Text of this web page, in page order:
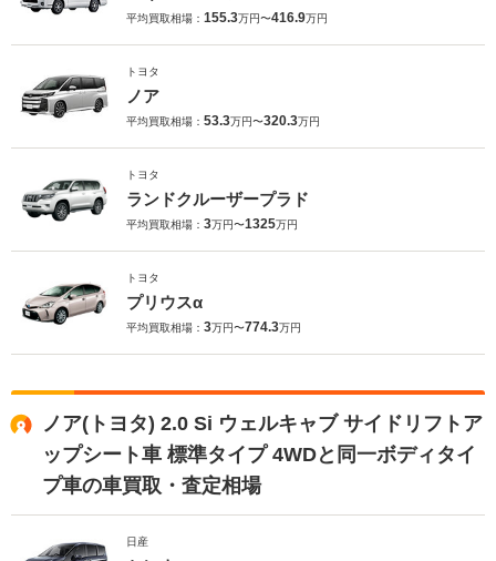
平均買取相場： 155.3万円〜416.9万円
トヨタ
ノア
平均買取相場： 53.3万円〜320.3万円
トヨタ
ランドクルーザープラド
平均買取相場： 3万円〜1325万円
トヨタ
プリウスα
平均買取相場： 3万円〜774.3万円
ノア(トヨタ) 2.0 Si ウェルキャブ サイドリフトア
ップシート車 標準タイプ 4WDと同一ボディタイ
プ車の車買取・査定相場
日産